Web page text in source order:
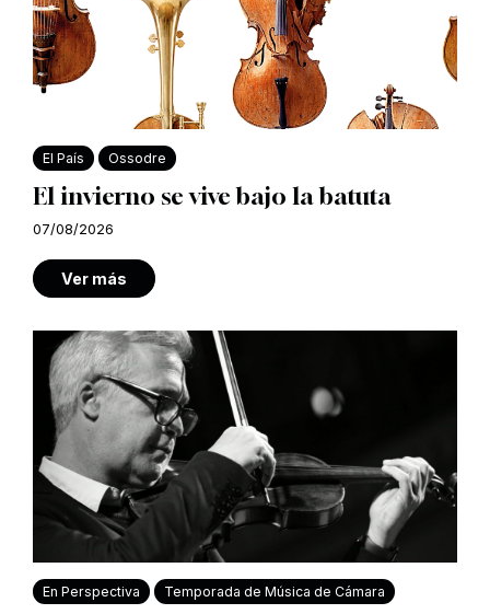
El País Ossodre
El invierno se vive bajo la batuta
07/08/2026
Ver más
En Perspectiva Temporada de Música de Cámara